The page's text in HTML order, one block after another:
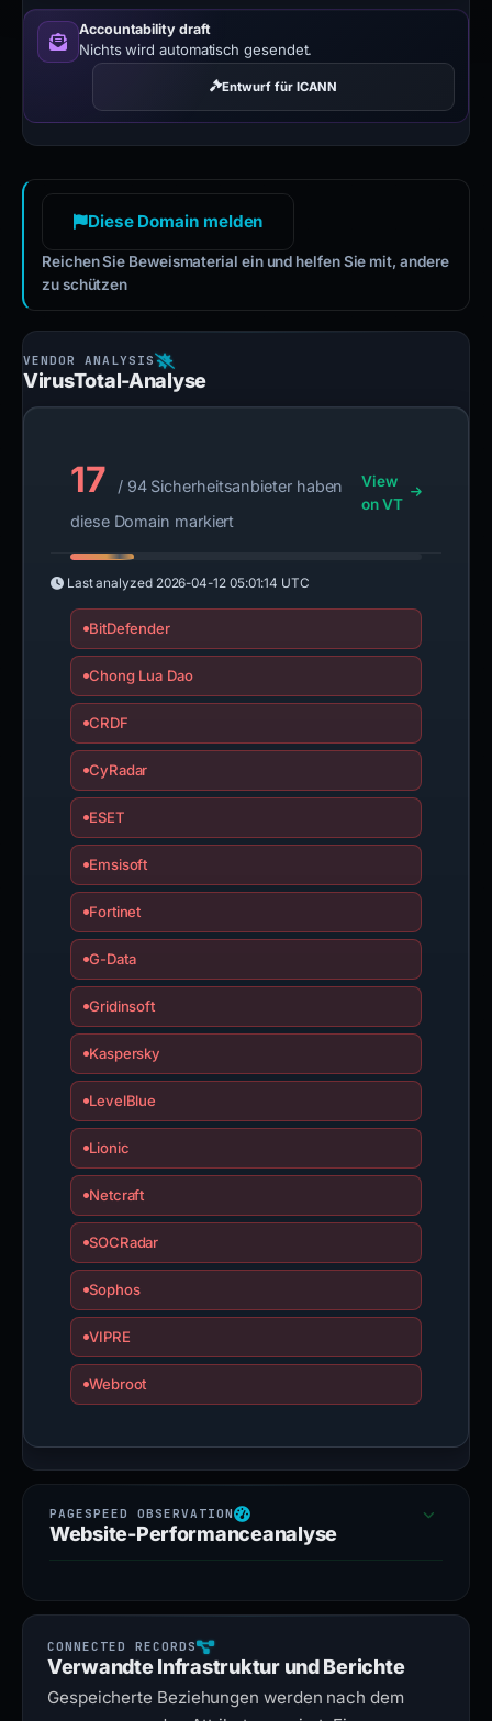
Accountability draft
Nichts wird automatisch gesendet.
Entwurf für ICANN
Diese Domain melden
Reichen Sie Beweismaterial ein und helfen Sie mit, andere
zu schützen
VirusTotal-Analyse
17
/ 94 Sicherheitsanbieter haben
diese Domain markiert
View
on VT
Last analyzed 2026-04-12 05:01:14 UTC
BitDefender
Chong Lua Dao
CRDF
CyRadar
ESET
Emsisoft
Fortinet
G-Data
Gridinsoft
Kaspersky
LevelBlue
Lionic
Netcraft
SOCRadar
Sophos
VIPRE
Webroot
Website-Performanceanalyse
Verwandte Infrastruktur und Berichte
Gespeicherte Beziehungen werden nach dem